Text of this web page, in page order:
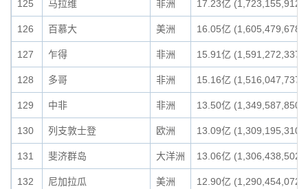
125 马拉维 非洲 17.23亿 (1,723,155,912)
126 百慕大 美洲 16.05亿 (1,605,479,678)
127 乍得 非洲 15.91亿 (1,591,272,337)
128 多哥 非洲 15.16亿 (1,516,047,737)
129 中非 非洲 13.50亿 (1,349,587,850)
130 列支敦士登 欧洲 13.09亿 (1,309,195,310)
131 斐济群岛 大洋洲 13.06亿 (1,306,438,502)
132 尼加拉瓜 美洲 12.90亿 (1,290,454,072)